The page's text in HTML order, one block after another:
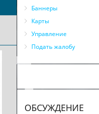
Баннеры
Карты
Управление
Подать жалобу
ОБСУЖДЕНИЕ